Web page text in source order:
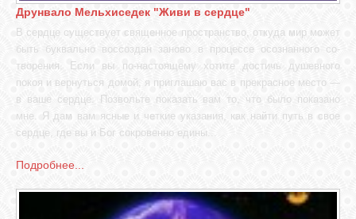
Друнвало Мельхиседек "Живи в сердце"
В сердце существует священное пространство, откуда мир может
быть буквально воссоздан заново в процессе осознанного со-
творения. Если вы по-настоящему хотите достичь душевного
покоя и вернуться домой, я приглашаю вас в прекрасное место —
в ваше сердце. Позвольте показать вам то, что было показано
мне. Я дам вам ясные и четкие указания, как найти путь в свое
сердце, где вы и Бог сокровенно едины...
Подробнее...